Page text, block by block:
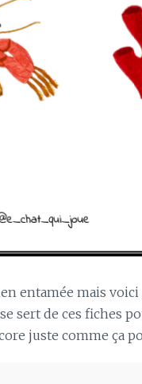
entamée mais
sert de ces fiches
juste comme ça